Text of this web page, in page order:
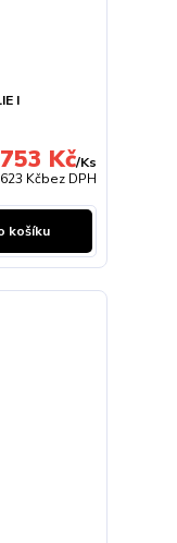
I
753 Kč/Ks
623 Kčbez DPH
košíku